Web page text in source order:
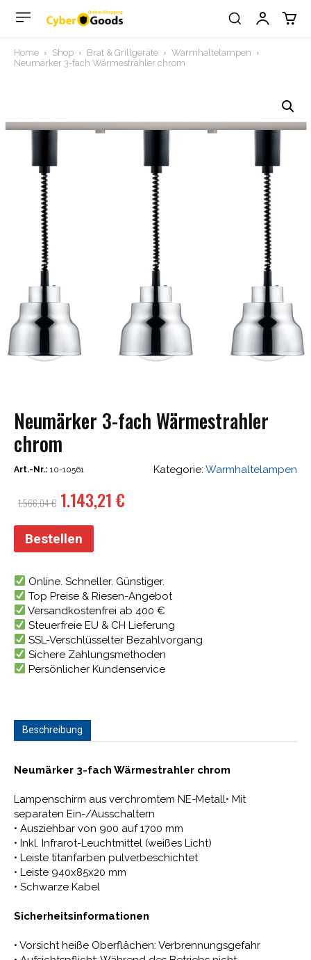
Home Shop Brat & Grillgeräte
Warmhaltelampen
Neumärker 3-fach Wärmestrahler chrom
Neumärker 3-fach Wärmestrahler
chrom
Art.-Nr.: 10-10561 Kategorie: Warmhaltelampen
1.566,04€ Ursprünglicher
Preis
war:
1.566,04 €
1.143,21€
Bestellen
Online. Schneller. Günstiger.
Top Preise & Riesen-Angebot
Versandkostenfrei ab 400 €
Steuerfreie EU & CH Lieferung
SSL-Verschlüsselter Bezahlvorgang
Sichere Zahlungsmethoden
Persönlicher Kundenservice
Beschreibung
Neumärker 3-fach Wärmestrahler chrom
Lampenschirm aus verchromtem NE-Metall• Mit
separaten Ein-/Ausschaltern
• Ausziehbar von 900 auf 1700 mm
• Inkl. Infrarot-Leuchtmittel (weißes Licht)
• Leiste titanfarben pulverbeschichtet
• Leiste 940x85x20 mm
• Schwarze Kabel
Sicherheitsinformationen
• Vorsicht heiße Oberflächen: Verbrennungsgefahr